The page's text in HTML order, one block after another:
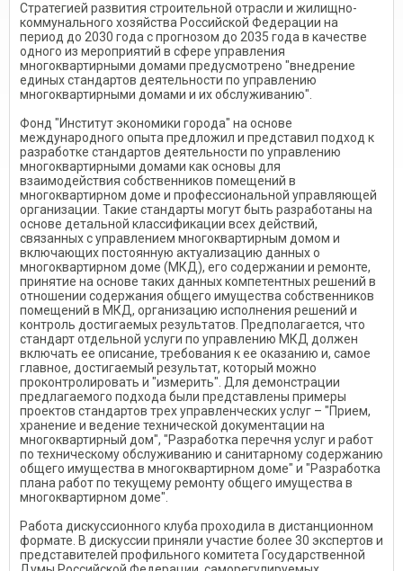
Стратегией развития строительной отрасли и жилищно-
коммунального хозяйства Российской Федерации на
период до 2030 года с прогнозом до 2035 года в качестве
одного из мероприятий в сфере управления
многоквартирными домами предусмотрено "внедрение
единых стандартов деятельности по управлению
многоквартирными домами и их обслуживанию".
Фонд "Институт экономики города" на основе
международного опыта предложил и представил подход к
разработке стандартов деятельности по управлению
многоквартирными домами как основы для
взаимодействия собственников помещений в
многоквартирном доме и профессиональной управляющей
организации. Такие стандарты могут быть разработаны на
основе детальной классификации всех действий,
связанных с управлением многоквартирным домом и
включающих постоянную актуализацию данных о
многоквартирном доме (МКД), его содержании и ремонте,
принятие на основе таких данных компетентных решений в
отношении содержания общего имущества собственников
помещений в МКД, организацию исполнения решений и
контроль достигаемых результатов. Предполагается, что
стандарт отдельной услуги по управлению МКД должен
включать ее описание, требования к ее оказанию и, самое
главное, достигаемый результат, который можно
проконтролировать и "измерить". Для демонстрации
предлагаемого подхода были представлены примеры
проектов стандартов трех управленческих услуг – "Прием,
хранение и ведение технической документации на
многоквартирный дом", "Разработка перечня услуг и работ
по техническому обслуживанию и санитарному содержанию
общего имущества в многоквартирном доме" и "Разработка
плана работ по текущему ремонту общего имущества в
многоквартирном доме".
Работа дискуссионного клуба проходила в дистанционном
формате. В дискуссии приняли участие более 30 экспертов и
представителей профильного комитета Государственной